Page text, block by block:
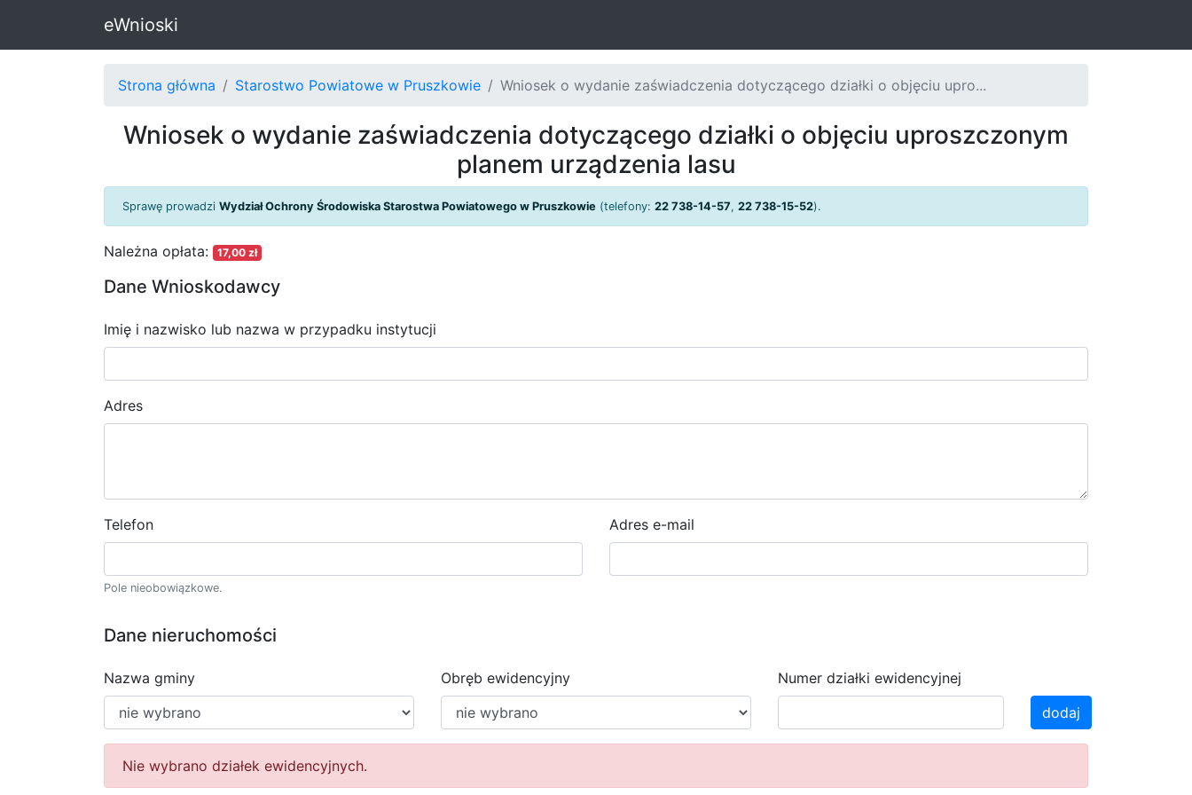
eWnioski
Strona główna Starostwo Powiatowe w Pruszkowie Wniosek o wydanie zaświadczenia dotyczącego działki o objęciu upro...
Wniosek o wydanie zaświadczenia dotyczącego działki o objęciu uproszczonym
planem urządzenia lasu
Sprawę prowadzi Wydział Ochrony Środowiska Starostwa Powiatowego w Pruszkowie (telefony: 22 738-14-57, 22 738-15-52).
Należna opłata: 17,00 zł
Dane Wnioskodawcy
Imię i nazwisko lub nazwa w przypadku instytucji
Adres
Telefon
Pole nieobowiązkowe.
Adres e-mail
Dane nieruchomości
Nazwa gminy Obręb ewidencyjny
Numer działki ewidencyjnej
dodaj
Nie wybrano działek ewidencyjnych.